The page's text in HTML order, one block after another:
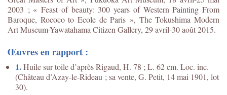
2003 ; « Feast of beauty: 300 years of Western Painting From
Baroque, Rococo to Ecole de Paris », The Tokushima Modern
Art Museum-Yawatahama Citizen Gallery, 29 avril-30 août 2015.
Œuvres en rapport :
1.Huile sur toile d’après Rigaud, H. 78 ; L. 62 cm. Loc. inc.
(Château d’Azay-le-Rideau ; sa vente, G. Petit, 14 mai 1901, lot
30).